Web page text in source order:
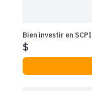
Bien investir en
$